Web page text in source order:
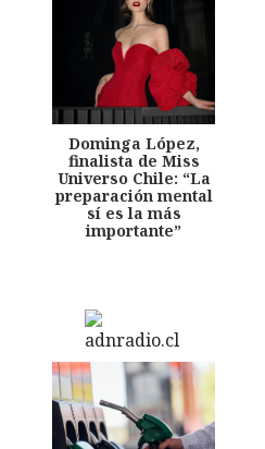
Dominga López,
finalista de Miss
Universo Chile: “La
preparación mental
sí es la más
importante”